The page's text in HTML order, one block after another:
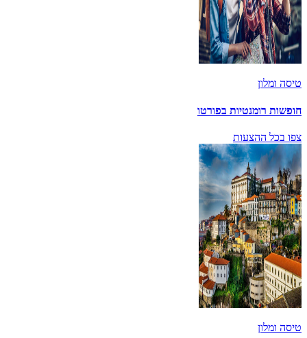
טיסה ומלון
חופשות רומנטיות בפורטו
צפו בכל ההצעות
טיסה ומלון